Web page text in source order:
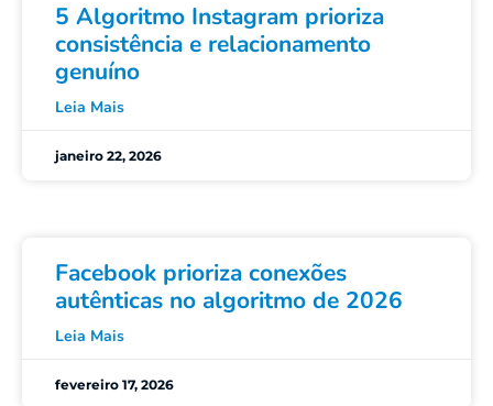
5 Algoritmo Instagram prioriza
consistência e relacionamento
genuíno
Leia Mais
janeiro 22, 2026
Facebook prioriza conexões
autênticas no algoritmo de 2026
Leia Mais
fevereiro 17, 2026